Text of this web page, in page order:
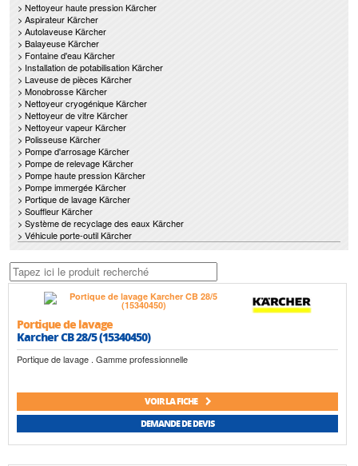
> Nettoyeur haute pression Kärcher
> Aspirateur Kärcher
> Autolaveuse Kärcher
> Balayeuse Kärcher
> Fontaine d'eau Kärcher
> Installation de potabilisation Kärcher
> Laveuse de pièces Kärcher
> Monobrosse Kärcher
> Nettoyeur cryogénique Kärcher
> Nettoyeur de vitre Kärcher
> Nettoyeur vapeur Kärcher
> Polisseuse Kärcher
> Pompe d'arrosage Kärcher
> Pompe de relevage Kärcher
> Pompe haute pression Kärcher
> Pompe immergée Kärcher
> Portique de lavage Kärcher
> Souffleur Kärcher
> Système de recyclage des eaux Kärcher
> Véhicule porte-outil Kärcher
Portique de lavage
Karcher CB 28/5 (15340450)
Portique de lavage . Gamme professionnelle
VOIR LA FICHE
DEMANDE DE DEVIS